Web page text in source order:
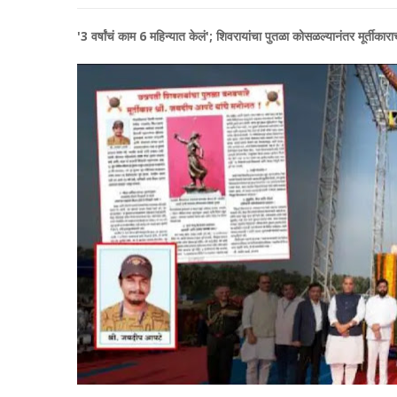
'3 वर्षांचं काम 6 महिन्यात केलं'; शिवरायांचा पुतळा कोसळल्यानंतर